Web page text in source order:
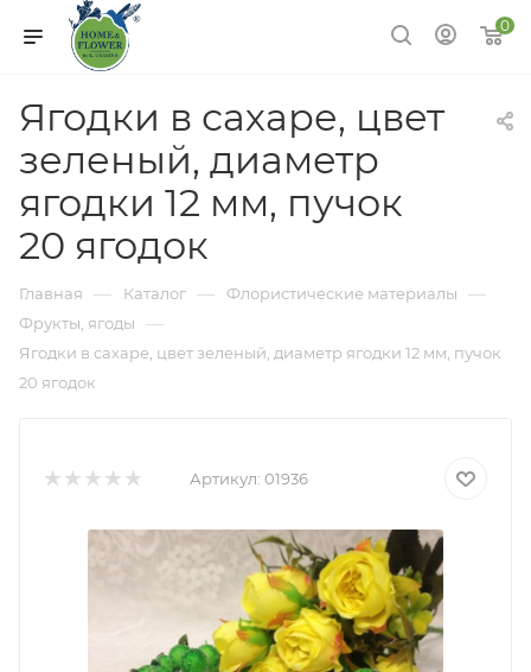
0
Ягодки в сахаре, цвет
зеленый, диаметр
ягодки 12 мм, пучок
20 ягодок
Главная — Каталог — Флористические материалы —
Фрукты, ягоды —
Ягодки в сахаре, цвет зеленый, диаметр ягодки 12 мм, пучок
20 ягодок
Артикул: 01936